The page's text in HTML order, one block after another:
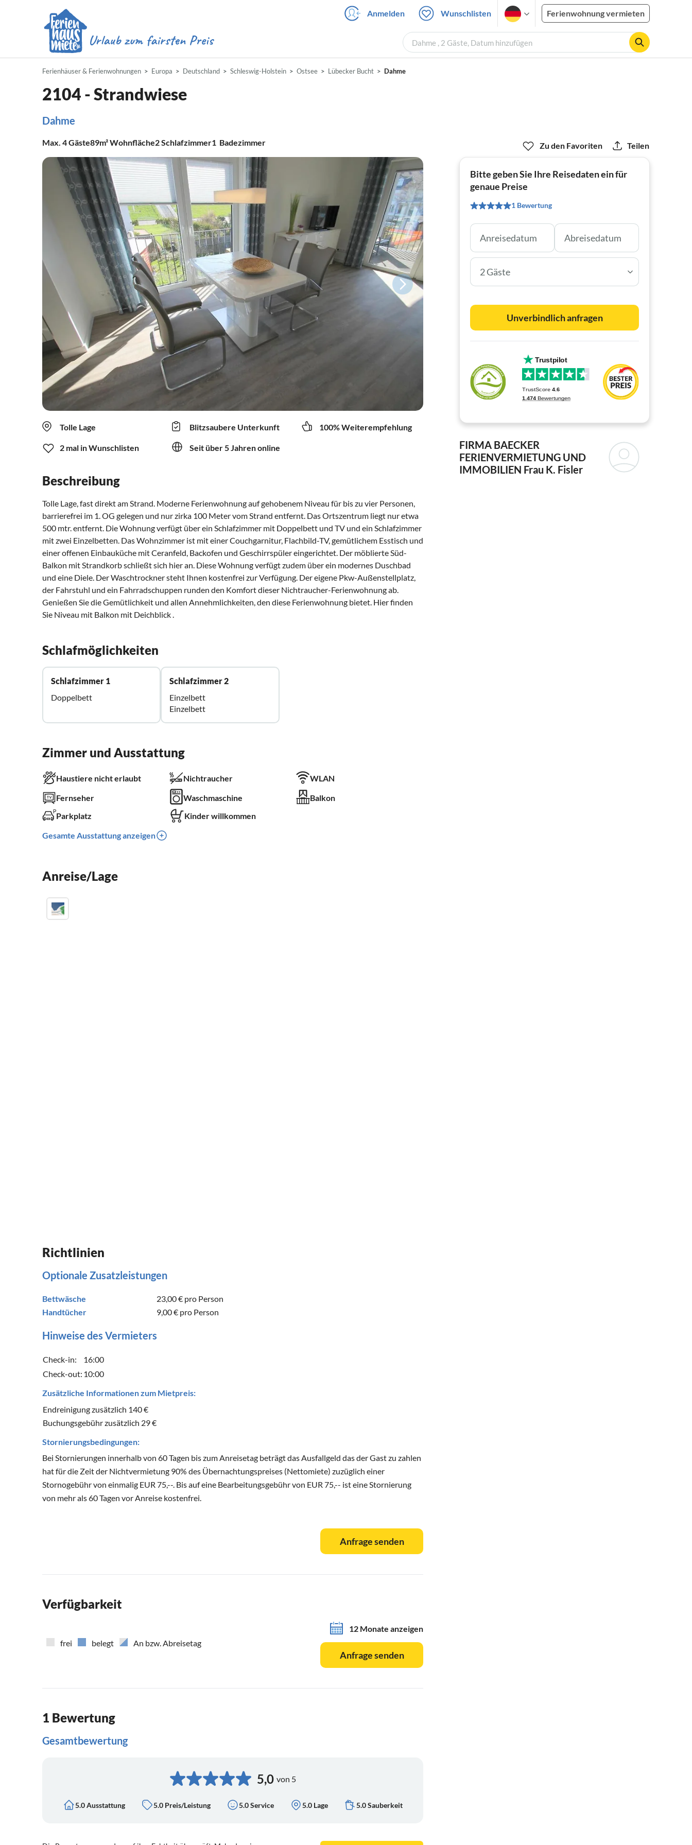
Anmelden Wunschlisten Ferienwohnung vermieten
Dahme , 2 Gäste, Datum hinzufügen
Ferienhäuser & Ferienwohnungen Europa Deutschland Schleswig-Holstein Ostsee Lübecker Bucht Dahme
2104 - Strandwiese
Dahme
Max. 4Gäste89m²Wohnfläche2Schlafzimmer1 Badezimmer
Tolle Lage Blitzsaubere Unterkunft 100% Weiterempfehlung
2 mal in Wunschlisten Seit über 5 Jahren online
Beschreibung
Tolle Lage, fast direkt am Strand. Moderne Ferienwohnung auf gehobenem Niveau für bis zu vier Personen,
barrierefrei im 1. OG gelegen und nur zirka 100 Meter vom Strand entfernt. Das Ortszentrum liegt nur etwa
500 mtr. entfernt. Die Wohnung verfügt über ein Schlafzimmer mit Doppelbett und TV und ein Schlafzimmer
mit zwei Einzelbetten. Das Wohnzimmer ist mit einer Couchgarnitur, Flachbild-TV, gemütlichem Esstisch und
einer offenen Einbauküche mit Ceranfeld, Backofen und Geschirrspüler eingerichtet. Der möblierte Süd-
Balkon mit Strandkorb schließt sich hier an. Diese Wohnung verfügt zudem über ein modernes Duschbad
und eine Diele. Der Waschtrockner steht Ihnen kostenfrei zur Verfügung. Der eigene Pkw-Außenstellplatz,
der Fahrstuhl und ein Fahrradschuppen runden den Komfort dieser Nichtraucher-Ferienwohnung ab.
Genießen Sie die Gemütlichkeit und allen Annehmlichkeiten, den diese Ferienwohnung bietet. Hier finden
Sie Niveau mit Balkon mit Deichblick .
Schlafmöglichkeiten
Schlafzimmer 1
Doppelbett
Schlafzimmer 2
Einzelbett
Einzelbett
Zimmer und Ausstattung
Haustiere nicht erlaubt Nichtraucher
WLAN
Fernseher
Waschmaschine
Balkon
Parkplatz
Kinder willkommen
Gesamte Ausstattung anzeigen
Anreise/Lage
Richtlinien
Optionale Zusatzleistungen
Bettwäsche 23,00 € pro Person
Handtücher
9,00 € pro Person
Hinweise des Vermieters
Check-in:
16:00
Check-out: 10:00
Zusätzliche Informationen zum Mietpreis:
Endreinigung zusätzlich 140 €
Buchungsgebühr zusätzlich 29 €
Stornierungsbedingungen:
Bei Stornierungen innerhalb von 60 Tagen bis zum Anreisetag beträgt das Ausfallgeld das der Gast zu zahlen
hat für die Zeit der Nichtvermietung 90% des Übernachtungspreises (Nettomiete) zuzüglich einer
Stornogebühr von einmalig EUR 75,--. Bis auf eine Bearbeitungsgebühr von EUR 75,-- ist eine Stornierung
von mehr als 60 Tagen vor Anreise kostenfrei.
Anfrage senden
Verfügbarkeit
12 Monate anzeigen
frei
belegt An bzw. Abreisetag
Anfrage senden
1 Bewertung
Gesamtbewertung
5,0 von 5
5.0 Ausstattung 5.0 Preis/Leistung 5.0 Service 5.0 Lage 5.0 Sauberkeit
Zu den Favoriten Teilen
Bitte geben Sie Ihre Reisedaten ein für
genaue Preise
1 Bewertung
2 Gäste
Unverbindlich anfragen
FIRMA BAECKER
FERIENVERMIETUNG UND
IMMOBILIEN Frau K. Fisler